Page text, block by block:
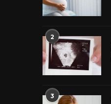
2
3